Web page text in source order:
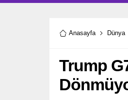
Anasayfa Dünya
Trump